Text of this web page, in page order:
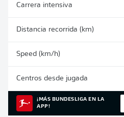
Carrera intensiva
Distancia recorrida (km)
Speed (km/h)
Centros desde jugada
¡MÁS BUNDESLIGA EN LA
APP!